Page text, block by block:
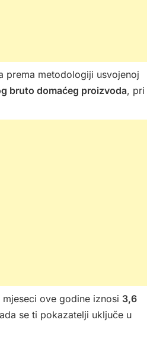
prema metodologiji usvojenoj
bruto domaćeg proizvoda, pri
ove godine iznosi 3,6
se ti pokazatelji uključe u